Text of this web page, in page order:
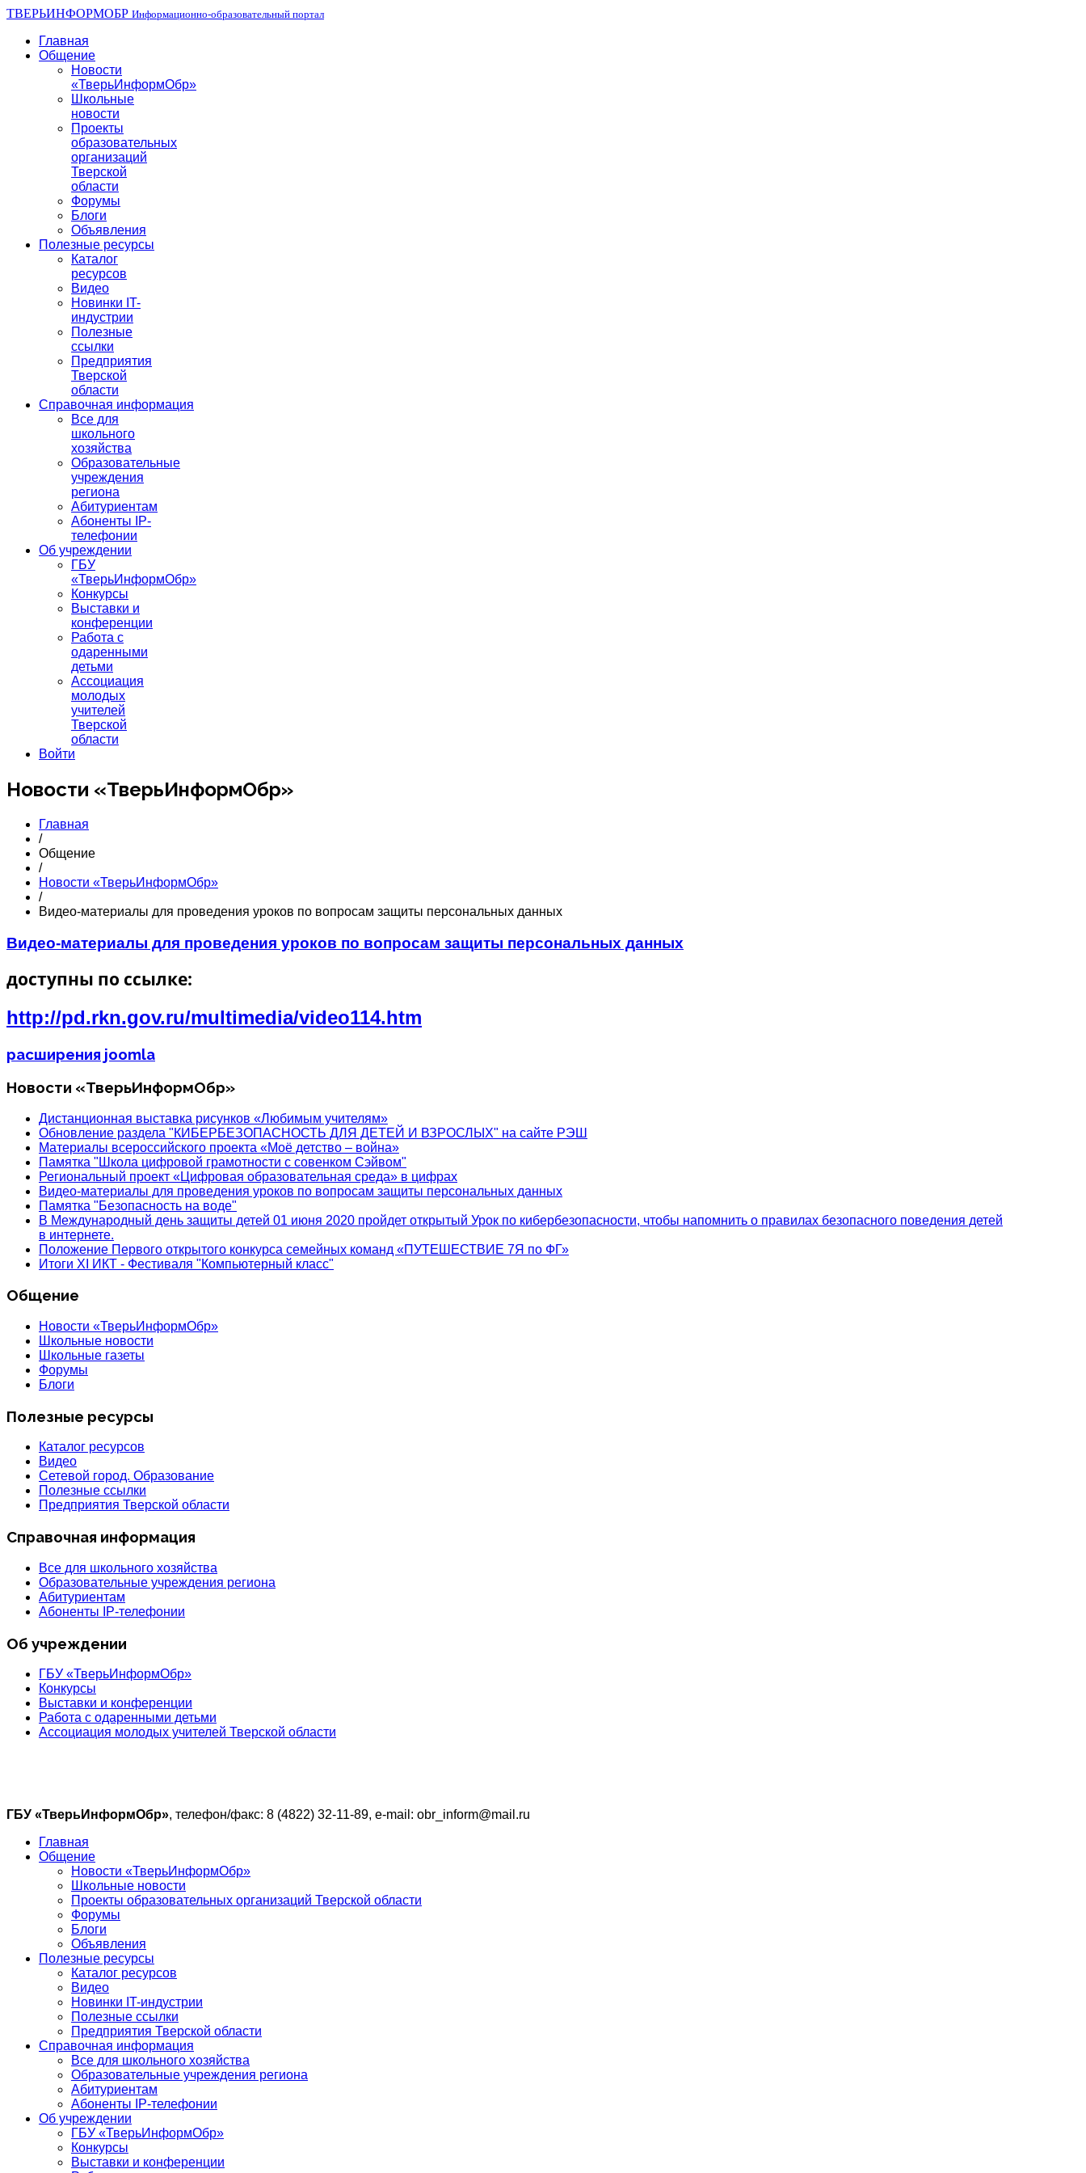
ТВЕРЬИНФОРМОБР Информационно-образовательный портал
Главная
Общение
Новости
«ТверьИнформОбр»
Школьные
новости
Проекты
образовательных
организаций
Тверской
области
Форумы
Блоги
Объявления
Полезные ресурсы
Каталог
ресурсов
Видео
Новинки IT-
индустрии
Полезные
ссылки
Предприятия
Тверской
области
Справочная информация
Все для
школьного
хозяйства
Образовательные
учреждения
региона
Абитуриентам
Абоненты IP-
телефонии
Об учреждении
ГБУ
«ТверьИнформОбр»
Конкурсы
Выставки и
конференции
Работа с
одаренными
детьми
Ассоциация
молодых
учителей
Тверской
области
Войти
Новости «ТверьИнформОбр»
Главная
/
Общение
/
Новости «ТверьИнформОбр»
/
Видео-материалы для проведения уроков по вопросам защиты персональных данных
Видео-материалы для проведения уроков по вопросам защиты персональных данных
доступны по ссылке:
http://pd.rkn.gov.ru/multimedia/video114.htm
расширения joomla
Новости «ТверьИнформОбр»
Дистанционная выставка рисунков «Любимым учителям»
Обновление раздела "КИБЕРБЕЗОПАСНОСТЬ ДЛЯ ДЕТЕЙ И ВЗРОСЛЫХ" на сайте РЭШ
Материалы всероссийского проекта «Моё детство – война»
Памятка "Школа цифровой грамотности с совенком Сэйвом"
Региональный проект «Цифровая образовательная среда» в цифрах
Видео-материалы для проведения уроков по вопросам защиты персональных данных
Памятка "Безопасность на воде"
В Международный день защиты детей 01 июня 2020 пройдет открытый Урок по кибербезопасности, чтобы напомнить о правилах безопасного поведения детей
в интернете.
Положение Первого открытого конкурса семейных команд «ПУТЕШЕСТВИЕ 7Я по ФГ»
Итоги XI ИКТ - Фестиваля "Компьютерный класс"
Общение
Новости «ТверьИнформОбр»
Школьные новости
Школьные газеты
Форумы
Блоги
Полезные ресурсы
Каталог ресурсов
Видео
Сетевой город. Образование
Полезные ссылки
Предприятия Тверской области
Справочная информация
Все для школьного хозяйства
Образовательные учреждения региона
Абитуриентам
Абоненты IP-телефонии
Об учреждении
ГБУ «ТверьИнформОбр»
Конкурсы
Выставки и конференции
Работа с одаренными детьми
Ассоциация молодых учителей Тверской области
ГБУ «ТверьИнформОбр», телефон/факс: 8 (4822) 32-11-89, e-mail: obr_inform@mail.ru
Главная
Общение
Новости «ТверьИнформОбр»
Школьные новости
Проекты образовательных организаций Тверской области
Форумы
Блоги
Объявления
Полезные ресурсы
Каталог ресурсов
Видео
Новинки IT-индустрии
Полезные ссылки
Предприятия Тверской области
Справочная информация
Все для школьного хозяйства
Образовательные учреждения региона
Абитуриентам
Абоненты IP-телефонии
Об учреждении
ГБУ «ТверьИнформОбр»
Конкурсы
Выставки и конференции